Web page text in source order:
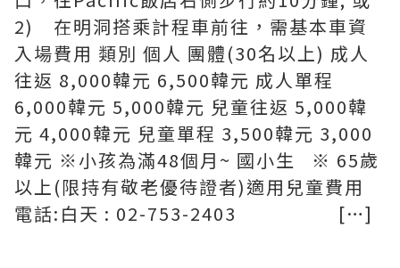
2) 在明洞搭乘計程車前往，需基本車資
入場費用 類別 個人 團體(30名以上) 成人
往返 8,000韓元 6,500韓元 成人單程
6,000韓元 5,000韓元 兒童往返 5,000韓
元 4,000韓元 兒童單程 3,500韓元 3,000
韓元 ※小孩為滿48個月~ 國小生 ※ 65歲
以上(限持有敬老優待證者)適用兒童費用
電話:白天 : 02-753-2403 […]